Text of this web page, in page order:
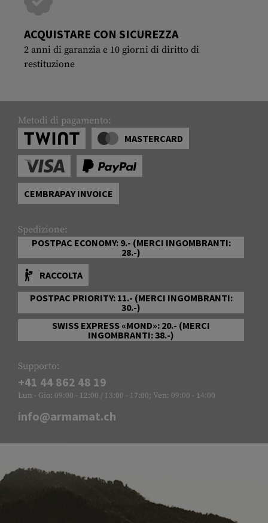
ACQUISTARE CON SICUREZZA
2 anni di garanzia e 10 giorni di diritto di
restituzione
Metodi di pagamento:
MASTERCARD
CEMBRAPAY INVOICE
Spedizione:
POSTPAC ECONOMY: 9.- (MERCI INGOMBRANTI:
28.-)
RACCOLTA
POSTPAC PRIORITY: 11.- (MERCI INGOMBRANTI:
30.-)
SWISS EXPRESS «MOND»: 20.- (MERCI
INGOMBRANTI: 38.-)
Supporto:
+41 44 862 48 19
Lun - Gio: 09:00 - 12:00 / 13:00 - 17:00; Ven: 09:00 - 14:00
info@armamat.ch